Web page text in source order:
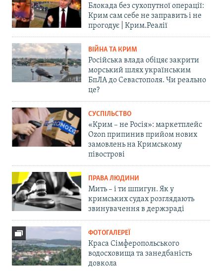
Блокада без сухопутної операції:
Крим сам себе не заправить і не
прогодує | Крим.Реалії
ВІЙНА ТА КРИМ
Російська влада обіцяє закрити
морський шлях українським
БпЛА до Севастополя. Чи реально
це?
СУСПІЛЬСТВО
«Крим – не Росія»: маркетплейс
Ozon припинив прийом нових
замовлень на Кримському
півострові
ПРАВА ЛЮДИНИ
Мить – і ти шпигун. Як у
кримських судах розглядають
звинувачення в держзраді
ФОТОГАЛЕРЕЇ
Краса Сімферопольського
водосховища та занедбаність
довкола